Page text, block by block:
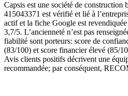
Capsis est une société de
415043371 est vérifié et lié à
actif et la fiche Google est
3,7/5. L’ancienneté n’est pas
fiabilité sont porteurs: score de
(83/100) et score financier élevé (85/
Avis clients positifs décrivent une
recommandée; par conséquent,